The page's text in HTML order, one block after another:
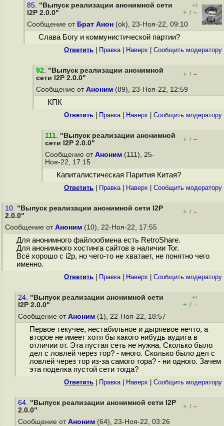
85. "Выпуск реализации анонимной сети
I2P 2.0.0"
+2
+ / –
Сообщение от Брат Анон (ok), 23-Ноя-22, 09:10
Слава Богу и коммунистической партии?
Ответить Правка| Наверх Cообщить модератору
92. "Выпуск реализации анонимной
сети I2P 2.0.0"
+ / –
Сообщение от Аноним (89), 23-Ноя-22, 12:59
КПК
Ответить Правка| Наверх Cообщить модератору
111. "Выпуск реализации анонимной
сети I2P 2.0.0"
+ / –
Сообщение от Аноним (111), 25-
Ноя-22, 17:15
Капиталистическая Парития Китая?
Ответить Правка| Наверх Cообщить модератору
10. "Выпуск реализации анонимной сети I2P
2.0.0"
+ / –
Сообщение от Аноним (10), 22-Ноя-22, 17:55
Для анонимного файлообмена есть RetroShare.
Для анонимного хостинга сайтов в наличии Tor.
Всё хорошо с i2p, но чего-то не хватает, не понятно чего
именно.
Ответить Правка| Наверх Cообщить модератору
24. "Выпуск реализации анонимной сети
I2P 2.0.0"
+1
+ / –
Сообщение от Аноним (1), 22-Ноя-22, 18:57
Первое текучее, нестабильное и дыряевое нечто, а
второе не имеет хотя бы какого нибудь аудита в
отличии от. Эта пустая сеть не нужна. Сколько было
дел с ловлей через тор? - много. Сколько было дел с
ловлей через тор из-за самого тора? - ни одного. Зачем
эта поделка пустой сети тогда?
Ответить Правка| Наверх Cообщить модератору
64. "Выпуск реализации анонимной сети I2P
2.0.0"
+ / –
Сообщение от Аноним (64), 23-Ноя-22, 03:26